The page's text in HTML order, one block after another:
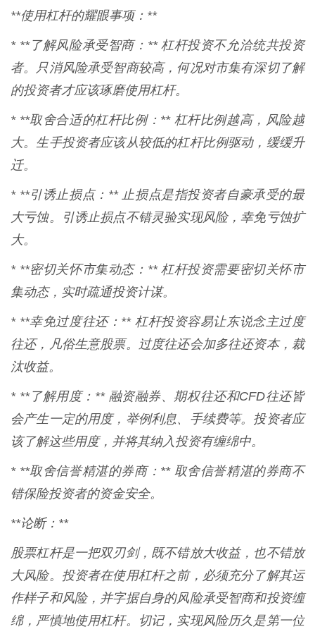
**使用杠杆的耀眼事项：**
* **了解风险承受智商：** 杠杆投资不允洽统共投资
者。只消风险承受智商较高，何况对市集有深切了解
的投资者才应该琢磨使用杠杆。
* **取舍合适的杠杆比例：** 杠杆比例越高，风险越
大。生手投资者应该从较低的杠杆比例驱动，缓缓升
迁。
* **引诱止损点：** 止损点是指投资者自豪承受的最
大亏蚀。引诱止损点不错灵验实现风险，幸免亏蚀扩
大。
* **密切关怀市集动态：** 杠杆投资需要密切关怀市
集动态，实时疏通投资计谋。
* **幸免过度往还：** 杠杆投资容易让东说念主过度
往还，凡俗生意股票。过度往还会加多往还资本，裁
汰收益。
* **了解用度：** 融资融券、期权往还和CFD往还皆
会产生一定的用度，举例利息、手续费等。投资者应
该了解这些用度，并将其纳入投资有缠绵中。
* **取舍信誉精湛的券商：** 取舍信誉精湛的券商不
错保险投资者的资金安全。
**论断：**
股票杠杆是一把双刃剑，既不错放大收益，也不错放
大风险。投资者在使用杠杆之前，必须充分了解其运
作样子和风险，并字据自身的风险承受智商和投资缠
绵，严慎地使用杠杆。切记，实现风险历久是第一位